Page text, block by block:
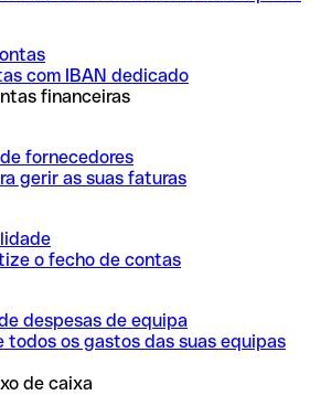
com IBAN dedicado
financeiras
fornecedores
gerir as suas faturas
o fecho de contas
despesas de equipa
todos os gastos das suas equipas
de caixa